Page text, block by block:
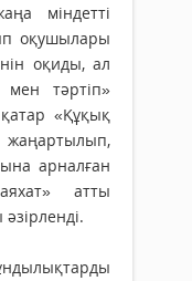
міндетті
оқушылары
оқиды, ал
тәртіп»
«Құқық
жаңартылып,
арналған
атты